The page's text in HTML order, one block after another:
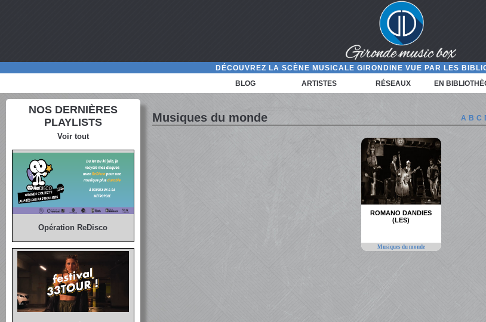
DÉCOUVREZ LA SCÈNE MUSICALE GIRONDINE VUE PAR LES
BLOG
ARTISTES RÉSEAUX EN
NOS DERNIÈRES
PLAYLISTS
Voir tout
Opération ReDisco
Musiques du monde A B C
ROMANO DANDIES
(LES)
Musiques du monde